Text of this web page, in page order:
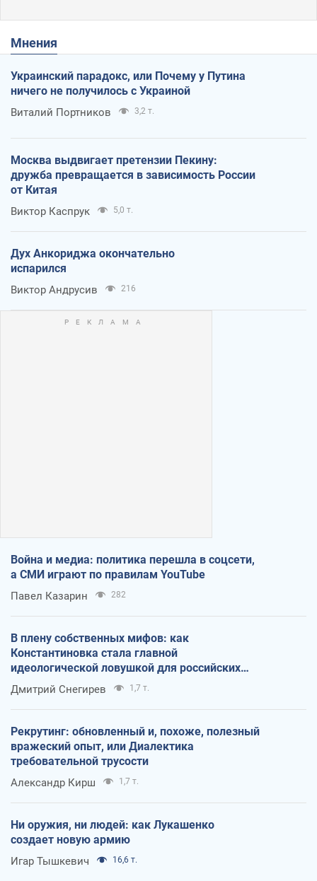
Мнения
Украинский парадокс, или Почему у Путина
ничего не получилось с Украиной
Виталий Портников 3,2 т.
Москва выдвигает претензии Пекину:
дружба превращается в зависимость России
от Китая
Виктор Каспрук 5,0 т.
Дух Анкориджа окончательно
испарился
Виктор Андрусив 216
Война и медиа: политика перешла в соцсети,
а СМИ играют по правилам YouTube
Павел Казарин 282
В плену собственных мифов: как
Константиновка стала главной
идеологической ловушкой для российских
оккупантов
Дмитрий Снегирев 1,7 т.
Рекрутинг: обновленный и, похоже, полезный
вражеский опыт, или Диалектика
требовательной трусости
Александр Кирш 1,7 т.
Ни оружия, ни людей: как Лукашенко
создает новую армию
Игар Тышкевич 16,6 т.